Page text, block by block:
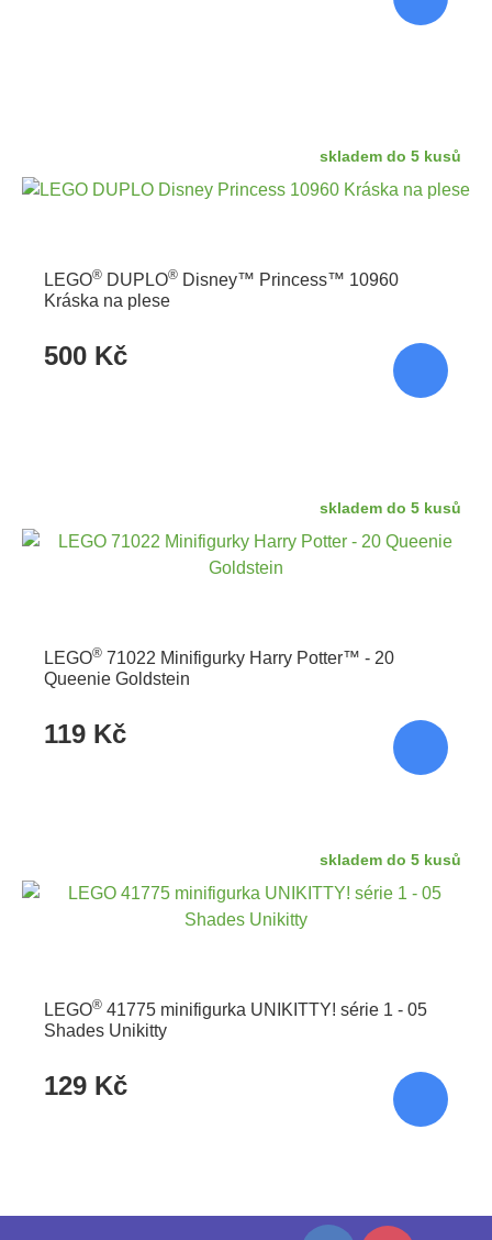
skladem do 5 kusů
LEGO® DUPLO® Disney™ Princess™ 10960
Kráska na plese
500 Kč
skladem do 5 kusů
LEGO® 71022 Minifigurky Harry Potter™ - 20
Queenie Goldstein
119 Kč
skladem do 5 kusů
LEGO® 41775 minifigurka UNIKITTY! série 1 - 05
Shades Unikitty
129 Kč